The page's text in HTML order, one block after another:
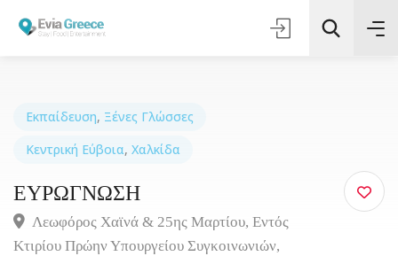
Τοποθεσία
Εκπαίδευση, Ξένες Γλώσσες
Κεντρική Εύβοια, Χαλκίδα
ΕΥΡΩΓΝΩΣΗ
Λεωφόρος Χαϊνά & 25ης Μαρτίου, Εντός
Κτιρίου Πρώην Υπουργείου Συγκοινωνιών,